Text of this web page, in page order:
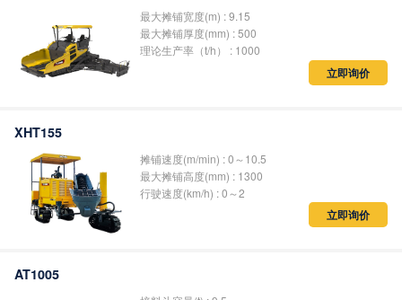
最大摊铺宽度(m) : 9.15
最大摊铺厚度(mm) : 500
理论生产率（t/h） : 1000
立即询价
XHT155
摊铺速度(m/min) : 0～10.5
最大摊铺高度(mm) : 1300
行驶速度(km/h) : 0～2
立即询价
AT1005